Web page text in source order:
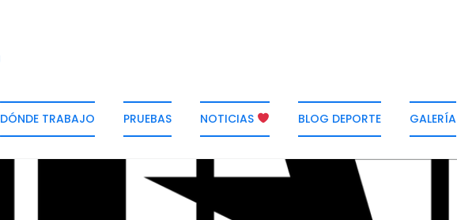
DÓNDE TRABAJO PRUEBAS NOTICIAS BLOG DEPORTE GALERÍA